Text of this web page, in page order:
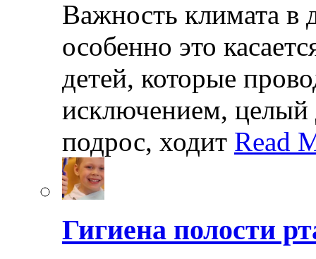
Важность климата в
особенно это
детей, которые
исключением, целый
подрос, ходит Read
Гигиена полости